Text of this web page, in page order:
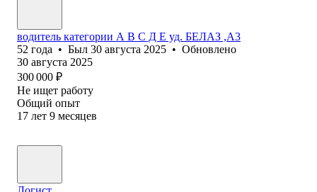
водитель категории А В С Д Е уд. БЕЛАЗ ,А3
52 года • Был 30 августа 2025 • Обновлено
30 августа 2025
300 000 ₽
Не ищет работу
Общий опыт
17 лет 9 месяцев